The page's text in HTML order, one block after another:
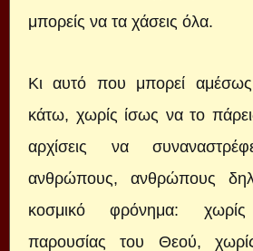
μπορείς να τα χάσεις όλα.
Κι αυτό που μπορεί
κάτω, χωρίς ίσως να το
αρχίσεις να
ανθρώπους, ανθρώπους
κοσμικό φρόνημα:
παρουσίας του Θεού,